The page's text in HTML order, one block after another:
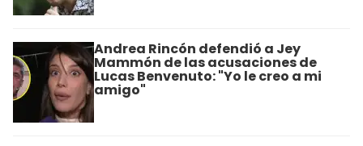
Andrea Rincón defendió a Jey
Mammón de las acusaciones de
Lucas Benvenuto: "Yo le creo a mi
amigo"